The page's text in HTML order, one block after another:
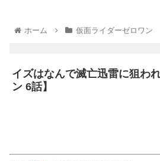
ホーム 仮面ライダーゼロワン
イズはなんで滅亡迅雷に狙わ
ン 6話】